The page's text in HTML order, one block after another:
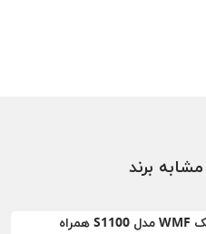
برند
قهوه ساز اتوماتیک WMF مدل S1100 همراه